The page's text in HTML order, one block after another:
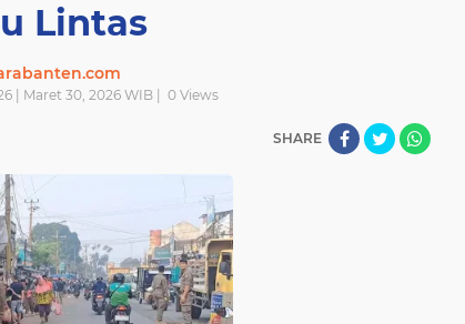
Lintas
| Maret 30, 2026 WIB | 0 Views
SHARE